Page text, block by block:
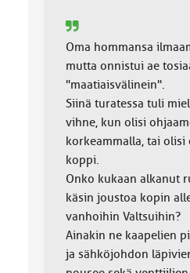
Oma hommansa
mutta onnistui ae
"maatiaisvälinein".
Siinä turatessa tuli
vihne, kun olisi
korkeammalla, tai olisi
koppi.
Onko kukaan alkanut
käsin joustoa kopin
vanhoihin Valtsuihin?
Ainakin ne kaapelien
ja sähköjohdon